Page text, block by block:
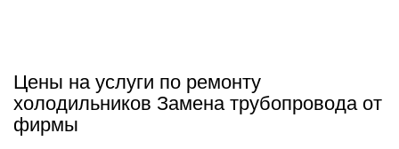
Цены на услуги по ремонту
холодильников Замена трубопровода от
фирмы